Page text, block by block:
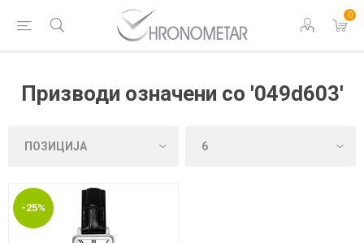
0
Призводи означени со '049d603'
-25%